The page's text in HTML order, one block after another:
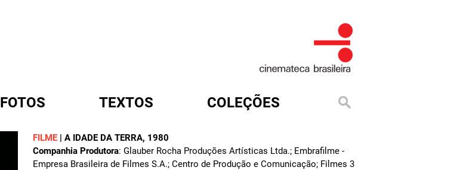
FOTOS TEXTOS COLEÇÕES
FILME | A IDADE DA TERRA, 1980
Companhia Produtora: Glauber Rocha Produções Artísticas Ltda.; Embrafilme -
Empresa Brasileira de Filmes S.A.; Centro de Produção e Comunicação; Filmes 3